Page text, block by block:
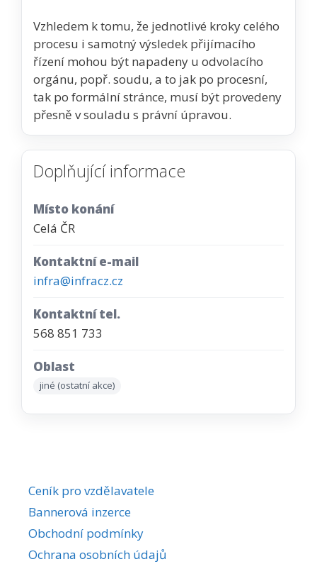
Vzhledem k tomu, že jednotlivé kroky celého
procesu i samotný výsledek přijímacího
řízení mohou být napadeny u odvolacího
orgánu, popř. soudu, a to jak po procesní,
tak po formální stránce, musí být provedeny
přesně v souladu s právní úpravou.
Doplňující informace
Místo konání
Celá ČR
Kontaktní e-mail
infra@infracz.cz
Kontaktní tel.
568 851 733
Oblast
jiné (ostatní akce)
Ceník pro vzdělavatele
Bannerová inzerce
Obchodní podmínky
Ochrana osobních údajů